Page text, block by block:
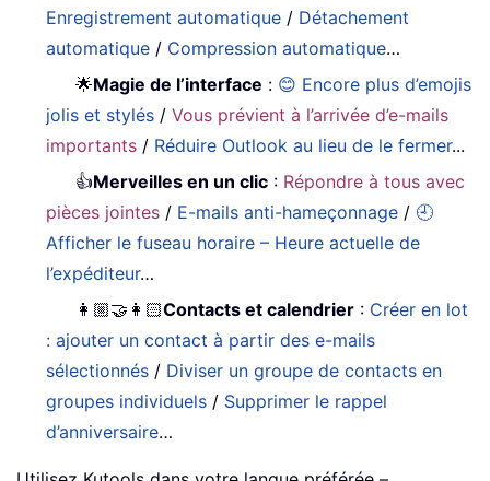
Enregistrement automatique / Détachement
automatique / Compression automatique…
🌟Magie de l’interface : 😊 Encore plus d’emojis
jolis et stylés /Vous prévient à l’arrivée d’e-mails
importants / Réduire Outlook au lieu de le fermer...
👍Merveilles en un clic : Répondre à tous avec
pièces jointes / E-mails anti-hameçonnage / 🕘
Afficher le fuseau horaire – Heure actuelle de
l’expéditeur…
👩🏼‍🤝‍👩🏻Contacts et calendrier : Créer en lot
: ajouter un contact à partir des e-mails
sélectionnés / Diviser un groupe de contacts en
groupes individuels / Supprimer le rappel
d’anniversaire…